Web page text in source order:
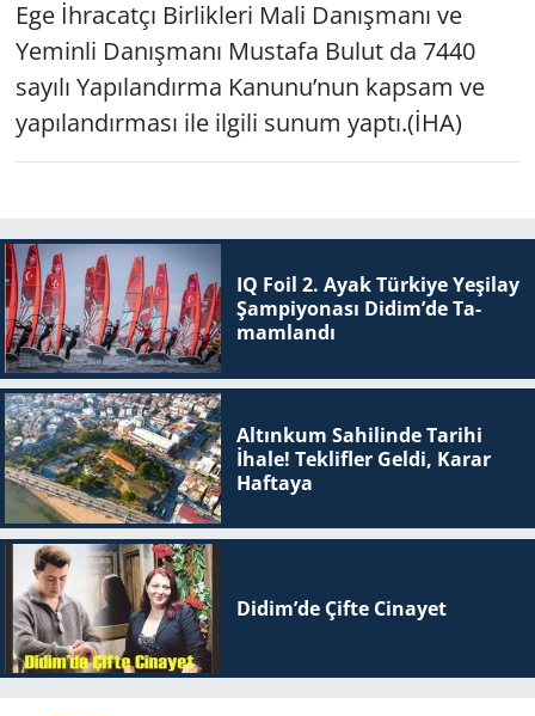
Ege İhracatçı Birlikleri Mali Danışmanı ve
Yeminli Danışmanı Mustafa Bulut da 7440
sayılı Yapılandırma Kanunu’nun kapsam ve
yapılandırması ile ilgili sunum yaptı.(İHA)
IQ Foil 2. Ayak Tür­ki­ye Ye­şi­lay
Şam­pi­yo­na­sı Didim’de Ta­
mam­lan­dı
Altınkum Sahilinde Tarihi
İhale! Teklifler Geldi, Karar
Haftaya
Didim’de Çifte Ci­na­yet